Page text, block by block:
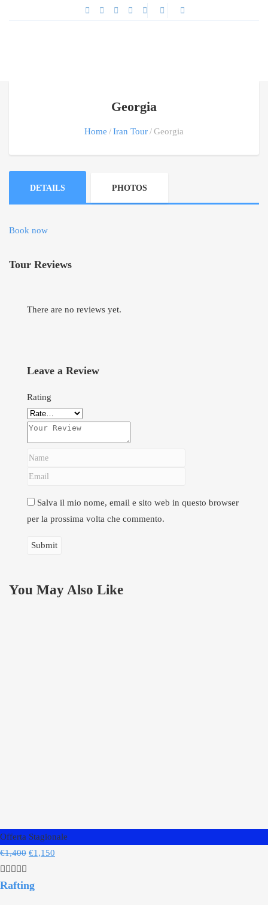
Georgia
Home Iran Tour Georgia
DETAILS PHOTOS
Book now
Tour Reviews
There are no reviews yet.
Leave a Review
Rating
Salva il mio nome, email e sito web in questo browser
per la prossima volta che commento.
You May Also Like
Offerta Stagionale
€1,400 €1,150
Rafting